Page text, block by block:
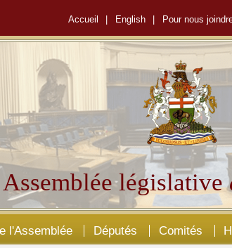
Accueil English Pour nous
Assemblée législative
l'Assemblée Députés Comités